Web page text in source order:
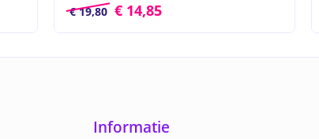
€19,80 € 14,85
Informatie